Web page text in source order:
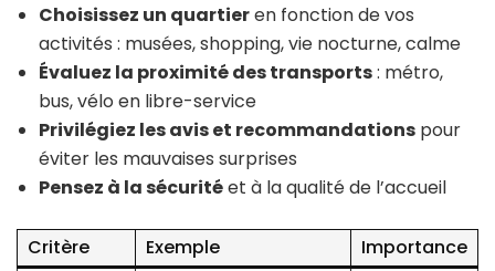
Choisissez un quartieren fonction de vos
activités : musées, shopping, vie nocturne, calme
Évaluez la proximité des transports: métro,
bus, vélo en libre-service
Privilégiez les avis et recommandations pour
éviter les mauvaises surprises
Pensez à la sécuritéet à la qualité de l’accueil
Critère Exemple Importance